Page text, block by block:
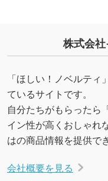
詳しく見る
株式会
「ほしい！ノベルテ
ているサイトです。
自分たちがもらったら
イン性が高くおしゃれ
はの商品情報を提供で
会社概要を見る